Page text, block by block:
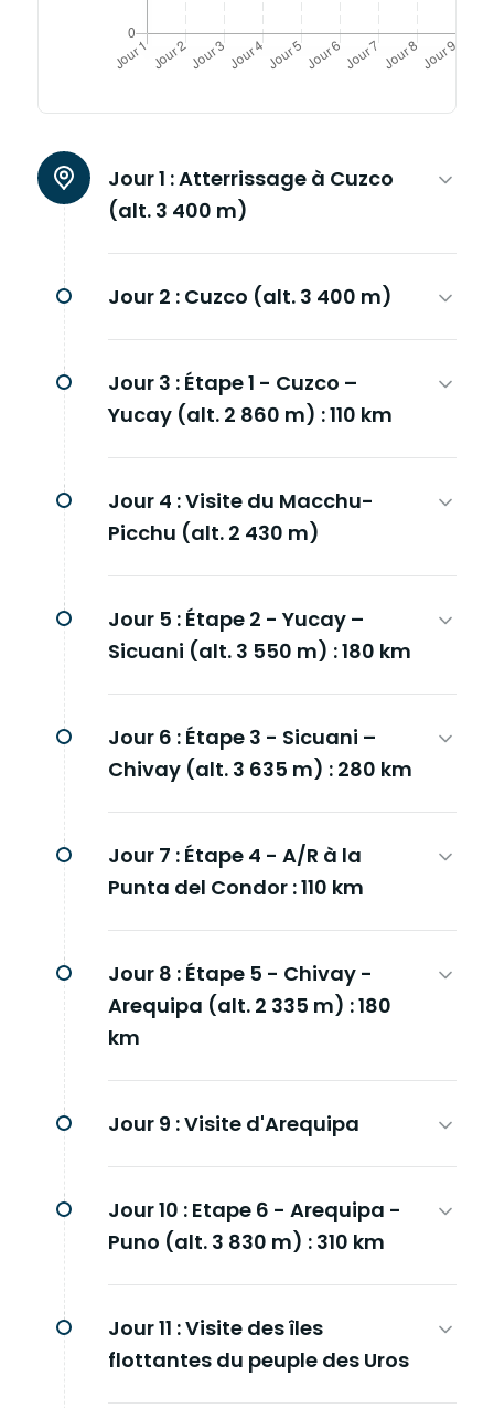
Jour 1 :Atterrissage à Cuzco
(alt. 3 400 m)
Jour 2 : Cuzco (alt. 3 400 m)
Jour 3 : Étape 1 - Cuzco –
Yucay (alt. 2 860 m) : 110 km
Jour 4 :Visite du Macchu-
Picchu (alt. 2 430 m)
Jour 5 : Étape 2 - Yucay –
Sicuani (alt. 3 550 m) : 180 km
Jour 6 : Étape 3 - Sicuani –
Chivay (alt. 3 635 m) : 280 km
Jour 7 : Étape 4 - A/R à la
Punta del Condor : 110 km
Jour 8 : Étape 5 - Chivay -
Arequipa (alt. 2 335 m) : 180
km
Jour 9 :Visite d'Arequipa
Jour 10 : Etape 6 - Arequipa -
Puno (alt. 3 830 m) : 310 km
Jour 11 :Visite des îles
flottantes du peuple des Uros